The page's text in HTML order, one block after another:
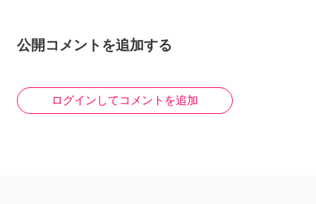
公開コメントを追加する
ログインしてコメントを追加